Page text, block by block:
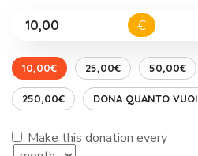
€
10,00€ 25,00€ 50,00€
250,00€ DONA QUANTO VUOI
Make this donation every